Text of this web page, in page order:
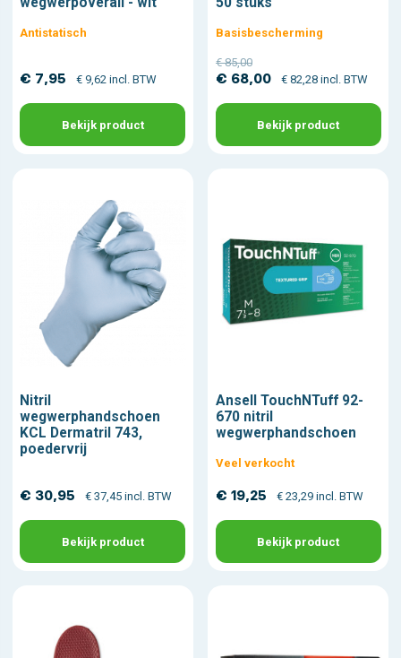
Antistatisch
€ 7,95 € 9,62 incl. BTW
Bekijk product
Basisbescherming
€ 85,00
€ 68,00 € 82,28 incl. BTW
Bekijk product
Nitril
wegwerphandschoen
KCL Dermatril 743,
poedervrij
€ 30,95 € 37,45 incl. BTW
Bekijk product
Ansell TouchNTuff 92-
670 nitril
wegwerphandschoen
Veel verkocht
€ 19,25 € 23,29 incl. BTW
Bekijk product